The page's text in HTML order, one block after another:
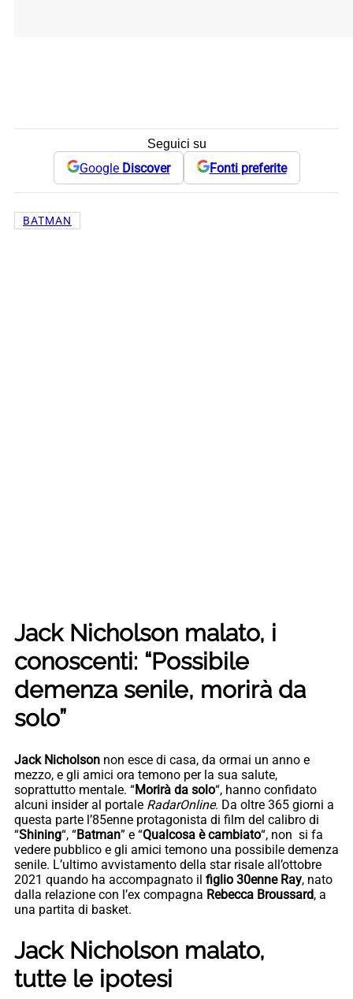
Seguici su
Google Discover Fonti preferite
BATMAN
Jack Nicholson malato, i
conoscenti: “Possibile
demenza senile, morirà da
solo”
Jack Nicholson non esce di casa, da ormai un anno e
mezzo, e gli amici ora temono per la sua salute,
soprattutto mentale. “Morirà da solo“, hanno confidato
alcuni insider al portale RadarOnline. Da oltre 365 giorni a
questa parte l’85enne protagonista di film del calibro di
“Shining“, “Batman” e “Qualcosa è cambiato“, non si fa
vedere pubblico e gli amici temono una possibile demenza
senile. L’ultimo avvistamento della star risale all’ottobre
2021 quando ha accompagnato il figlio 30enne Ray, nato
dalla relazione con l’ex compagna Rebecca Broussard, a
una partita di basket.
Jack Nicholson malato,
tutte le ipotesi